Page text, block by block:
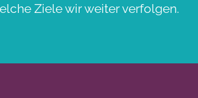
Ziele wir weiter verfolgen.